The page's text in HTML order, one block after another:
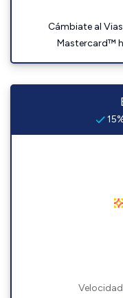
Cámbiate al
Mastercard™